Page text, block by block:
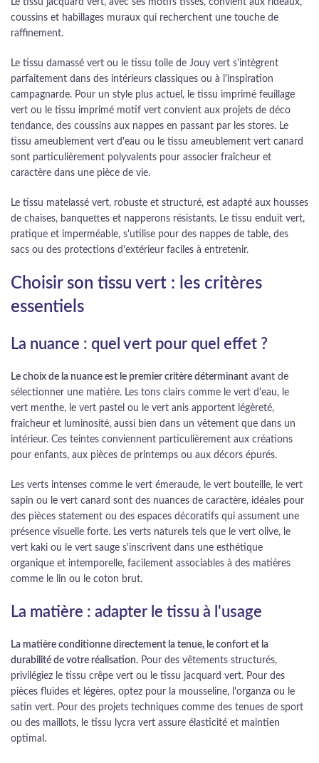
Le tissu jacquard vert, avec ses motifs tissés, convient aux rideaux,
coussins et habillages muraux qui recherchent une touche de
raffinement.
Le tissu damassé vert ou le tissu toile de Jouy vert s'intègrent
parfaitement dans des intérieurs classiques ou à l'inspiration
campagnarde. Pour un style plus actuel, le tissu imprimé feuillage
vert ou le tissu imprimé motif vert convient aux projets de déco
tendance, des coussins aux nappes en passant par les stores. Le
tissu ameublement vert d'eau ou le tissu ameublement vert canard
sont particulièrement polyvalents pour associer fraîcheur et
caractère dans une pièce de vie.
Le tissu matelassé vert, robuste et structuré, est adapté aux housses
de chaises, banquettes et napperons résistants. Le tissu enduit vert,
pratique et imperméable, s'utilise pour des nappes de table, des
sacs ou des protections d'extérieur faciles à entretenir.
Choisir son tissu vert : les critères
essentiels
La nuance : quel vert pour quel effet ?
Le choix de la nuance est le premier critère déterminant avant de
sélectionner une matière. Les tons clairs comme le vert d'eau, le
vert menthe, le vert pastel ou le vert anis apportent légèreté,
fraîcheur et luminosité, aussi bien dans un vêtement que dans un
intérieur. Ces teintes conviennent particulièrement aux créations
pour enfants, aux pièces de printemps ou aux décors épurés.
Les verts intenses comme le vert émeraude, le vert bouteille, le vert
sapin ou le vert canard sont des nuances de caractère, idéales pour
des pièces statement ou des espaces décoratifs qui assument une
présence visuelle forte. Les verts naturels tels que le vert olive, le
vert kaki ou le vert sauge s'inscrivent dans une esthétique
organique et intemporelle, facilement associables à des matières
comme le lin ou le coton brut.
La matière : adapter le tissu à l'usage
La matière conditionne directement la tenue, le confort et la
durabilité de votre réalisation. Pour des vêtements structurés,
privilégiez le tissu crêpe vert ou le tissu jacquard vert. Pour des
pièces fluides et légères, optez pour la mousseline, l'organza ou le
satin vert. Pour des projets techniques comme des tenues de sport
ou des maillots, le tissu lycra vert assure élasticité et maintien
optimal.